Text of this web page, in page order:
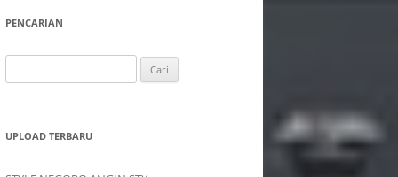
PENCARIAN
untuk:
UPLOAD TERBARU